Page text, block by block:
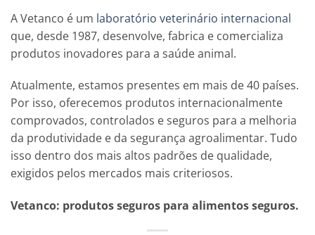
A Vetanco é um laboratório veterinário internacional
que, desde 1987, desenvolve, fabrica e comercializa
produtos inovadores para a saúde animal.
Atualmente, estamos presentes em mais de 40 países.
Por isso, oferecemos produtos internacionalmente
comprovados, controlados e seguros para a melhoria
da produtividade e da segurança agroalimentar. Tudo
isso dentro dos mais altos padrões de qualidade,
exigidos pelos mercados mais criteriosos.
Vetanco: produtos seguros para alimentos seguros.